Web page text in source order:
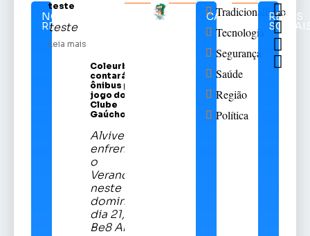
NOTÍCIAS
RELACIONADAS
teste
teste
Leia mais
Coleurb
contará com
ônibus para
jogo do Sport
Clube
Gaúcho
Alviverde
enfrentará
o
Veranópolis
neste
domingo,
dia 21, na
Be8 Arena
CATEGORIAS
Tradicionalismo
Tecnologia
Segurança
Saúde
Região
Política
REDES